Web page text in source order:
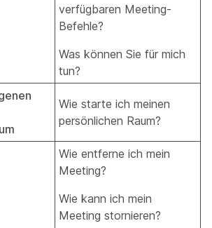
verfügbaren Meeting-
Befehle?
Was können Sie für mich
tun?
Wie starte ich meinen
persönlichen Raum?
Wie entferne ich mein
Meeting?
Wie kann ich mein
Meeting stornieren?